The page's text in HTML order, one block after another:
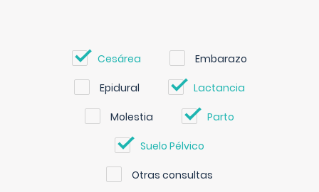
Cesárea Embarazo
Epidural Lactancia
Molestia Parto
Suelo Pélvico
Otras consultas